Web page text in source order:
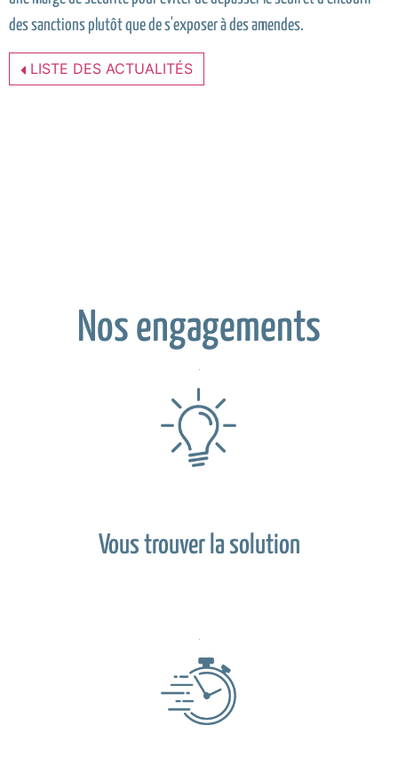
des sanctions plutôt que de s'exposer à des amendes.
LISTE DES ACTUALITÉS
Nos engagements
Vous trouver la solution